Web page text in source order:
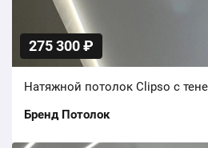
275 300 ₽
Натяжной потолок Clipso с
Бренд Потолок